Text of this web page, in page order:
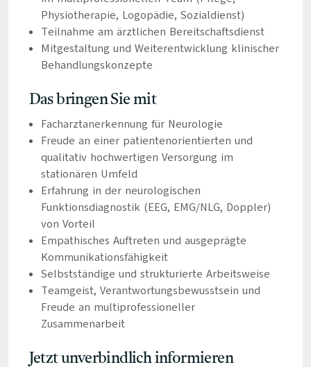
Physiotherapie, Logopädie, Sozialdienst)
Teilnahme am ärztlichen Bereitschaftsdienst
Mitgestaltung und Weiterentwicklung klinischer
Behandlungskonzepte
Das bringen Sie mit
Facharztanerkennung für Neurologie
Freude an einer patientenorientierten und
qualitativ hochwertigen Versorgung im
stationären Umfeld
Erfahrung in der neurologischen
Funktionsdiagnostik (EEG, EMG/NLG, Doppler)
von Vorteil
Empathisches Auftreten und ausgeprägte
Kommunikationsfähigkeit
Selbstständige und strukturierte Arbeitsweise
Teamgeist, Verantwortungsbewusstsein und
Freude an multiprofessioneller
Zusammenarbeit
Jetzt unverbindlich informieren